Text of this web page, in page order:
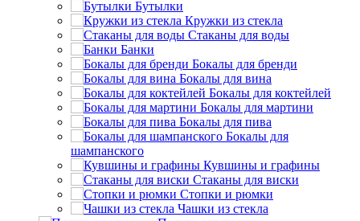
Бутылки
Кружки из стекла
Стаканы для воды
Банки
Бокалы для бренди
Бокалы для вина
Бокалы для коктейлей
Бокалы для мартини
Бокалы для пива
Бокалы для
шампанского
Кувшины и графины
Стаканы для виски
Стопки и рюмки
Чашки из стекла